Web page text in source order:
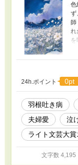
色
ず
師
れ
ぶ
最
24h.ポイント
0pt
羽根吐き病
夫婦愛
泣
ライト文芸大
文字数 4,195